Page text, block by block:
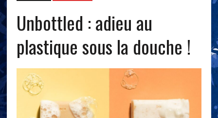
Unbottled : adieu au
plastique sous la douche !